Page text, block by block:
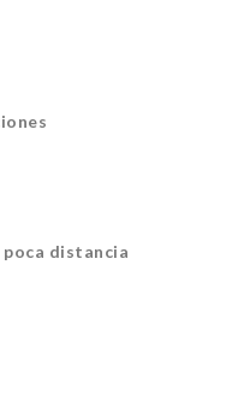
poca distancia